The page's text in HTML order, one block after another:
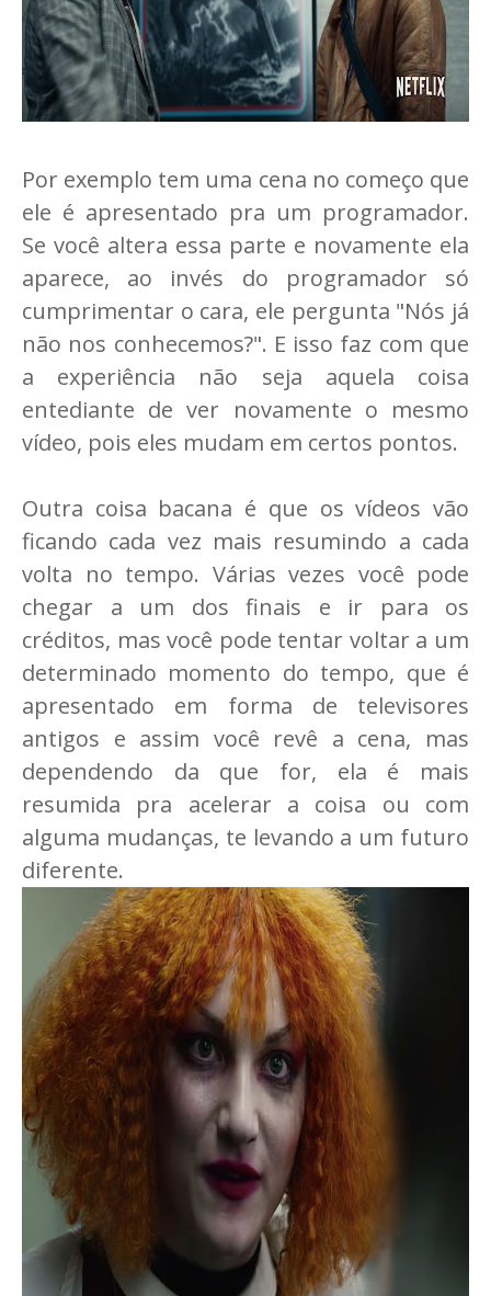
Por exemplo tem uma cena no começo que
ele é apresentado pra um programador.
Se você altera essa parte e novamente ela
aparece, ao invés do programador só
cumprimentar o cara, ele pergunta "Nós já
não nos conhecemos?". E isso faz com que
a experiência não seja aquela coisa
entediante de ver novamente o mesmo
vídeo, pois eles mudam em certos pontos.
Outra coisa bacana é que os vídeos vão
ficando cada vez mais resumindo a cada
volta no tempo. Várias vezes você pode
chegar a um dos finais e ir para os
créditos, mas você pode tentar voltar a um
determinado momento do tempo, que é
apresentado em forma de televisores
antigos e assim você revê a cena, mas
dependendo da que for, ela é mais
resumida pra acelerar a coisa ou com
alguma mudanças, te levando a um futuro
diferente.